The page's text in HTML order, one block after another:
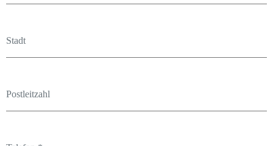
Stadt
Postleitzahl